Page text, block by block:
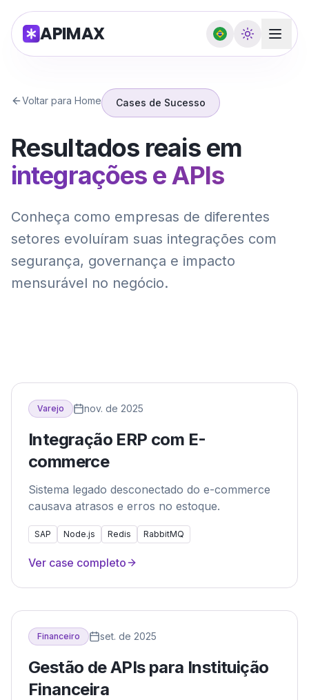
APIMAX
Voltar para Home Cases de Sucesso
Resultados reais em
integrações e APIs
Conheça como empresas de diferentes
setores evoluíram suas integrações com
segurança, governança e impacto
mensurável no negócio.
Varejo nov. de 2025
Integração ERP com E-
commerce
Sistema legado desconectado do e-commerce
causava atrasos e erros no estoque.
SAP Node.js Redis RabbitMQ
Ver case completo
Financeiro set. de 2025
Gestão de APIs para Instituição
Financeira